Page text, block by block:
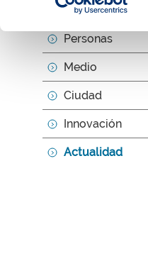
Sobre nosotros
Personas
Medio
Ciudad
Innovación
Actualidad